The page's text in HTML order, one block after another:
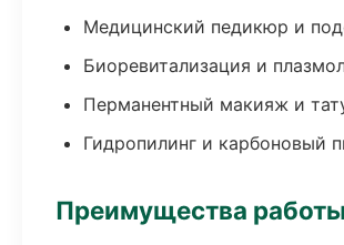
Медицинский педикюр и
Биоревитализация и
Перманентный макияж и
Гидропилинг и карбоновый
Преимущества